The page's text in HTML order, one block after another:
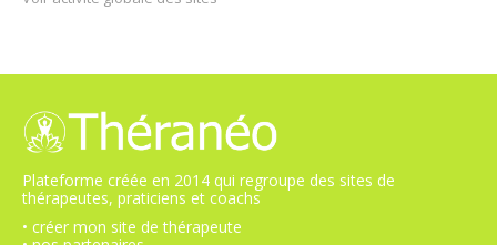
Plateforme créée en 2014 qui regroupe des sites de
thérapeutes, praticiens et coachs
• créer mon site de thérapeute